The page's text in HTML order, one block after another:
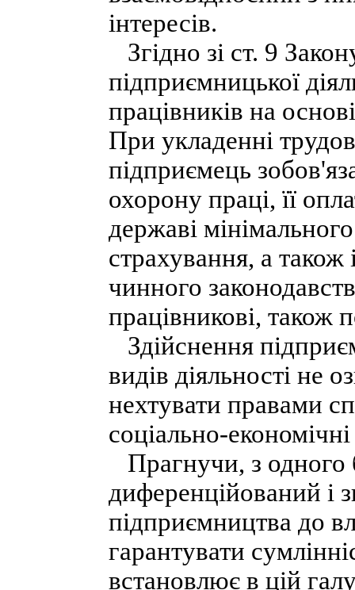
інтересів.
Згідно зі ст. 9
підприємницької
працівників на
При укладенні
підприємець
охорону праці, її
державі
страхування, а також
чинного
працівникові, також
Здійснення
видів діяльності не
нехтувати правами
соціально-
Прагнучи, з одного
диференційований і
підприємництва до
гарантувати
встановлює в цій